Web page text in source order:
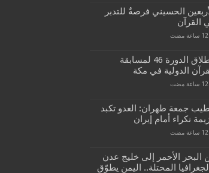
الحسيني فرصةٌ للتدبر
القرآن
انطلاق الدورة 46 لمسابقة
الدولية في مكة
جمعة طهران: العدو تكبد
نكراء أمام إيران
البحر الأحمر إلى خليج عدن
المحتلة.. اليمن يطوّق